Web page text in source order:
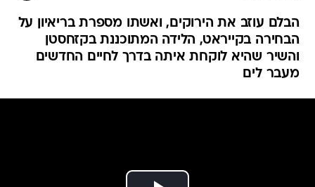
הבלם עוזב את הירוקים, ואשתו מספרת בריאיון על
הבחירה בקייראט, הלידה המתוכננת בקזחסטן
והשיר שהיא לוקחת איתה בדרך לחיים החדשים
מעבר לים